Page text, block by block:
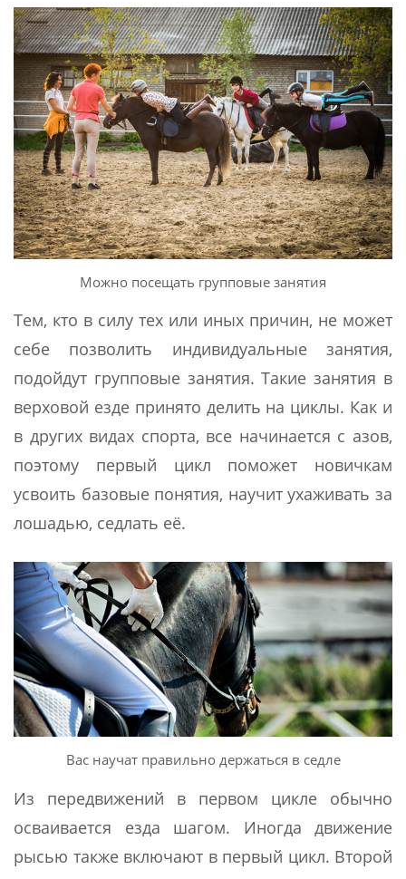
Можно посещать групповые занятия
Тем, кто в силу тех или иных причин, не может
себе позволить индивидуальные занятия,
подойдут групповые занятия. Такие занятия в
верховой езде принято делить на циклы. Как и
в других видах спорта, все начинается с азов,
поэтому первый цикл поможет новичкам
усвоить базовые понятия, научит ухаживать за
лошадью, седлать её.
Вас научат правильно держаться в седле
Из передвижений в первом цикле обычно
осваивается езда шагом. Иногда движение
рысью также включают в первый цикл. Второй